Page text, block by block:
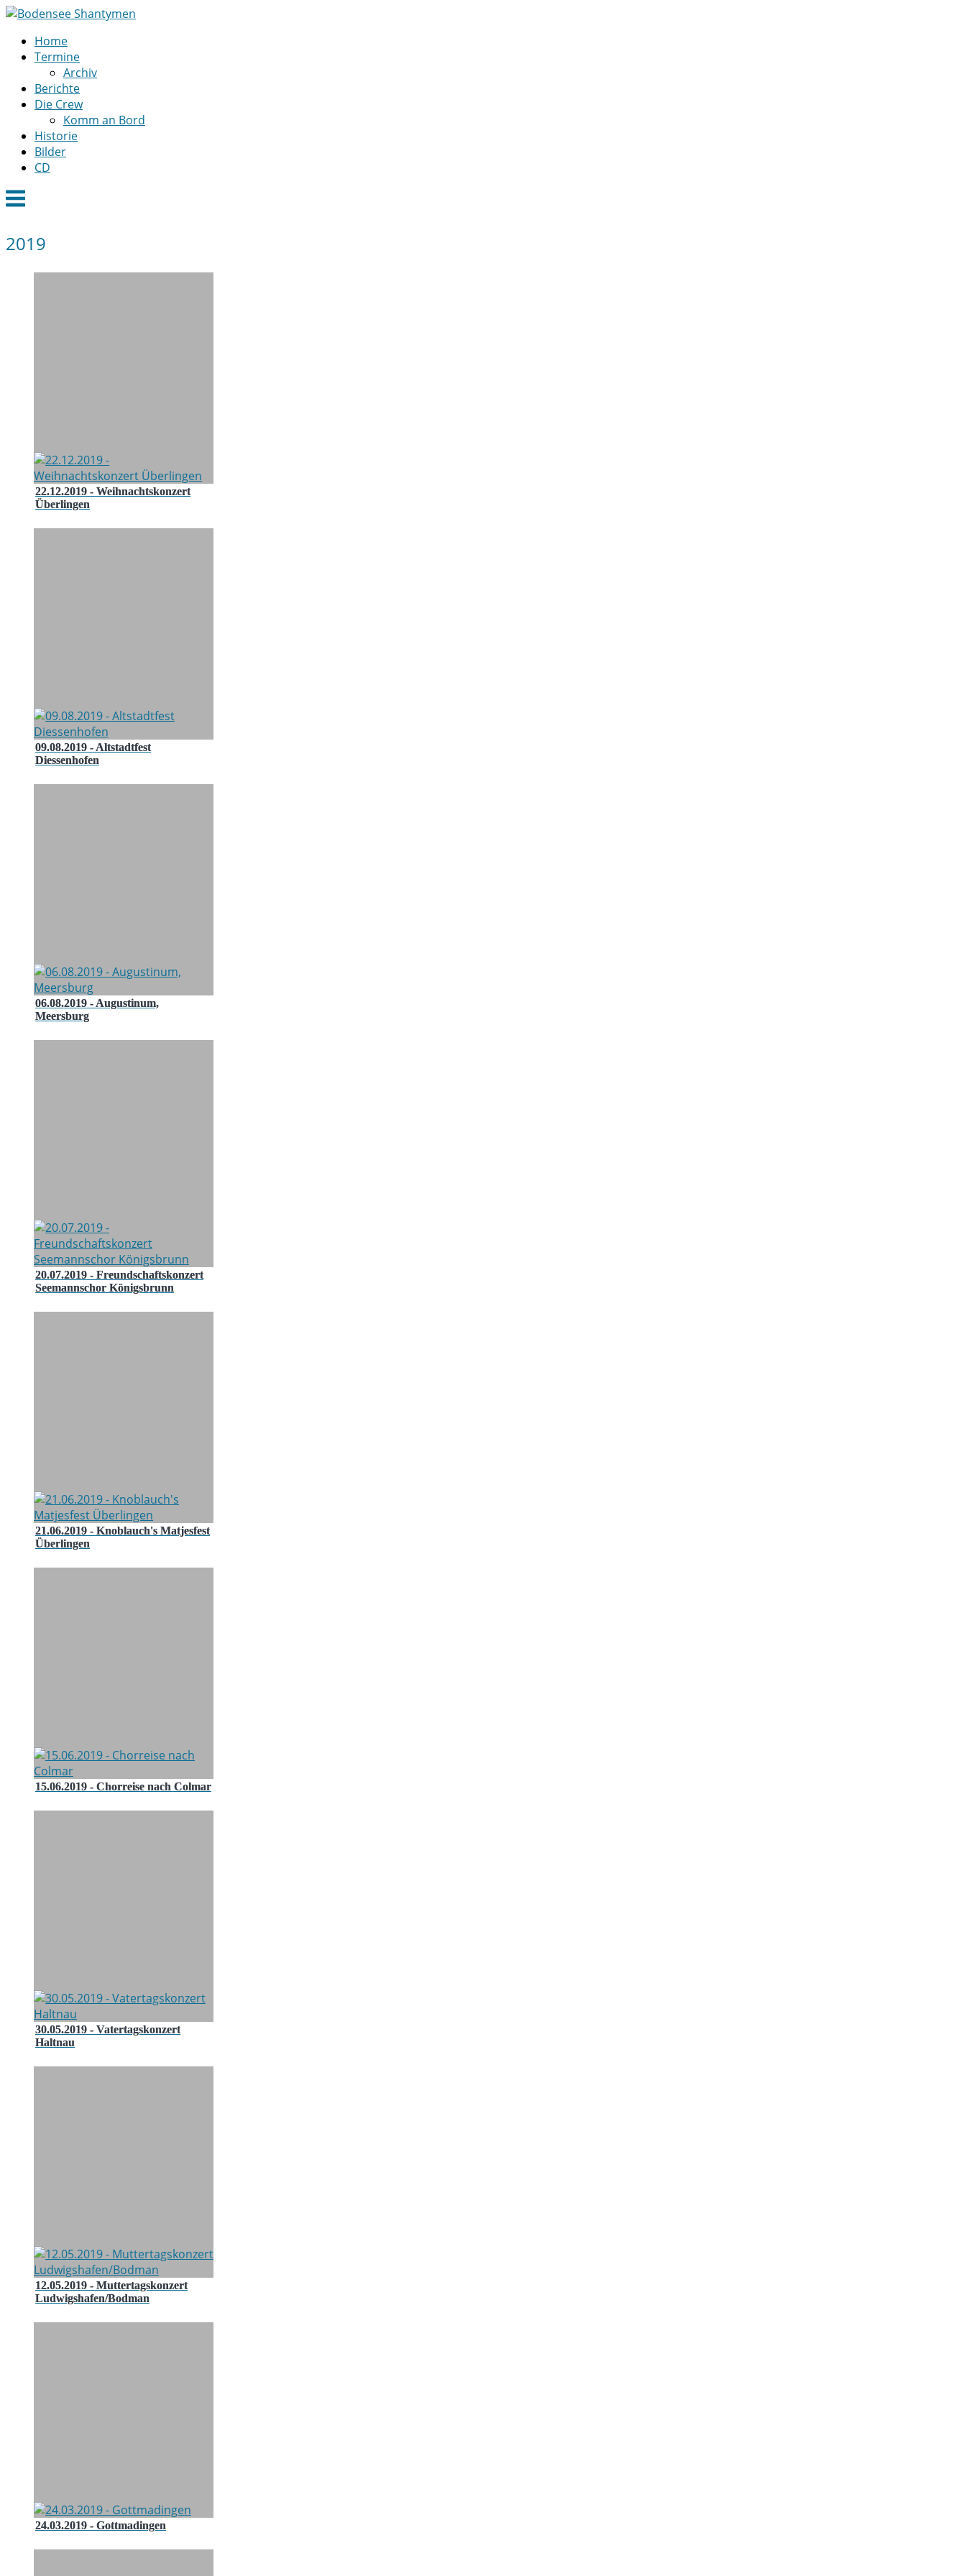
Skip
contentHome
Termine
Archiv
Berichte
Die Crew
Komm an Bord
Historie
Bilder
CD
Menu
2019
22.12.2019 - Weihnachtskonzert
Überlingen
09.08.2019 - Altstadtfest
Diessenhofen
06.08.2019 - Augustinum,
Meersburg
20.07.2019 - Freundschaftskonzert
Seemannschor Königsbrunn
21.06.2019 - Knoblauch's Matjesfest
Überlingen
15.06.2019 - Chorreise nach Colmar
30.05.2019 - Vatertagskonzert
Haltnau
12.05.2019 - Muttertagskonzert
Ludwigshafen/Bodman
24.03.2019 - Gottmadingen